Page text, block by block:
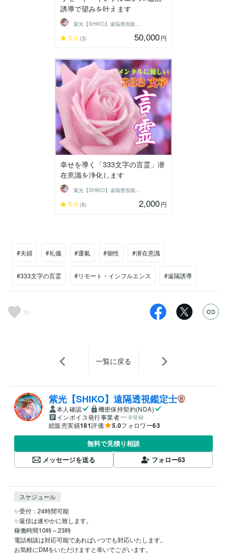
誘導で望みを叶えます
紫光【SHIKO】遠隔透視鑑定士
5.0 (3) 50,000円
幸せを導く「333文字の言霊」潜
在意識を浄化します
紫光【SHIKO】遠隔透視鑑定士
5.0 (8) 2,000円
#夫婦 #礼儀 #運氣 #個性 #潜在意識
#333文字の言霊 #リモート・インフルエンス #遠隔誘導
10
一覧に戻る
紫光【SHIKO】遠隔透視鑑定士
本人確認
機密保持契約(NDA)
インボイス発行事業者
未登録
総販売実績181評価 5.0フォロワー63
無料で見積り相談
メッセージを送る
フォロー63
スケジュール
✨受付：24時間可能
✨返信は速やかに致します。
稼働時間10時～23時
電話相談は対応可能であればいつでも対応いたします。